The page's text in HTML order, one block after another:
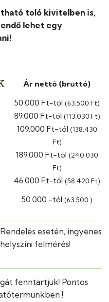
toló kivitelben is,
lehet egy
Ár nettó (bruttó)
50.000 Ft-tól (63.500 Ft)
89.000 Ft-tól (113.030 Ft)
109.000 Ft-tól (138.430
Ft)
189.000 Ft-tól (240.030
Ft)
46.000 Ft-tól (58.420 Ft)
50.000 -tól (63.500 )
Rendelés esetén, ingyenes
helyszíni felmérés!
fenntartjuk! Pontos
!